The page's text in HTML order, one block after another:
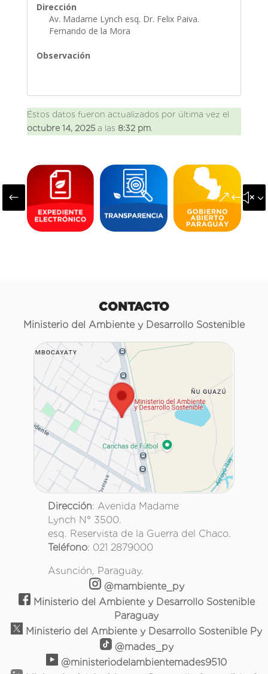
Dirección
Av. Madame Lynch esq. Dr. Felix Paiva.
Fernando de la Mora
Observación
Éstos datos fueron actualizados por última vez el
octubre 14, 2025a las 8:32 pm.
#
CONTACTO
Ministerio del Ambiente y Desarrollo Sostenible
Dirección: Avenida Madame
Lynch N° 3500.
esq. Reservista de la Guerra del Chaco.
Teléfono: 021 2879000
Asunción, Paraguay.
@mambiente_py
Ministerio del Ambiente y Desarrollo Sostenible
Paraguay
Ministerio del Ambiente y Desarrollo Sostenible Py
@mades_py
@ministeriodelambientemades9510